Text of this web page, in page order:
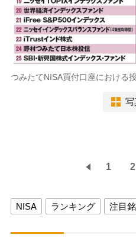
つみたてNISA買付口座における
写
1 2
NISA ランキング 注目